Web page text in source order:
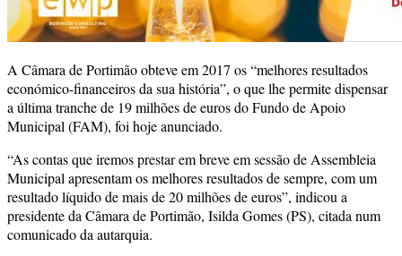
A Câmara de Portimão obteve em 2017 os “melhores resultados
económico-financeiros da sua história”, o que lhe permite dispensar
a última tranche de 19 milhões de euros do Fundo de Apoio
Municipal (FAM), foi hoje anunciado.
“As contas que iremos prestar em breve em sessão de Assembleia
Municipal apresentam os melhores resultados de sempre, com um
resultado líquido de mais de 20 milhões de euros”, indicou a
presidente da Câmara de Portimão, Isilda Gomes (PS), citada num
comunicado da autarquia.